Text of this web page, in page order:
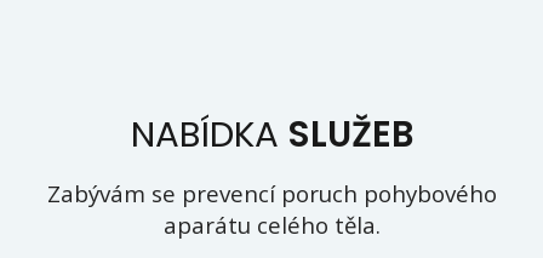
NABÍDKA SLUŽEB
Zabývám se prevencí poruch pohybového
aparátu celého těla.